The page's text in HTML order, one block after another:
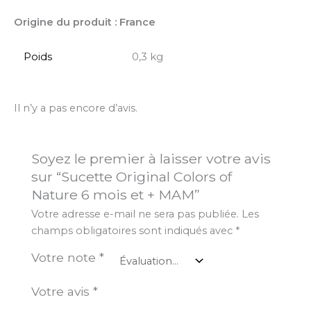
Origine du produit : France
Poids 0,3 kg
Il n’y a pas encore d’avis.
Soyez le premier à laisser votre avis
sur “Sucette Original Colors of
Nature 6 mois et + MAM”
Votre adresse e-mail ne sera pas publiée. Les
champs obligatoires sont indiqués avec *
Votre note*
Votre avis*